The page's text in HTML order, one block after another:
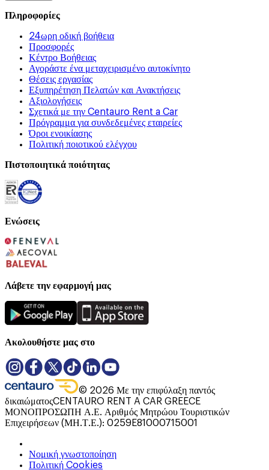
Πληροφορίες
24ωρη οδική βοήθεια
Προσφορές
Κέντρο Βοήθειας
Αγοράστε ένα μεταχειρισμένο αυτοκίνητο
Θέσεις εργασίας
Εξυπηρέτηση Πελατών και Ανακτήσεις
Αξιολογήσεις
Σχετικά με την Centauro Rent a Car
Πρόγραμμα για συνδεδεμένες εταιρείες
Όροι ενοικίασης
Πολιτική ποιοτικού ελέγχου
Πιστοποιητικά ποιότητας
Ενώσεις
Λάβετε την εφαρμογή μας
Ακολουθήστε μας στο
© 2026 Με την επιφύλαξη παντός
δικαιώματοςCENTAURO RENT A CAR GREECE
ΜΟΝΟΠΡΟΣΩΠΗ Α.Ε. Αριθμός Μητρώου Τουριστικών
Επιχειρήσεων (ΜΗ.Τ.Ε.): 0259E81000715001
Νομική γνωστοποίηση
Πολιτική Cookies